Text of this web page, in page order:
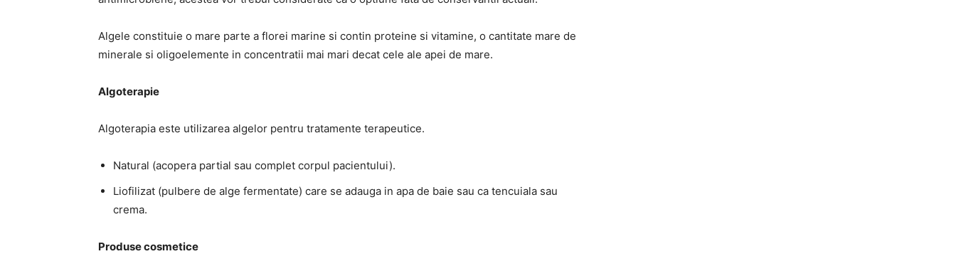
Algele constituie o mare parte a florei marine si contin proteine ​​si vitamine, o cantitate mare de
minerale si oligoelemente in concentratii mai mari decat cele ale apei de mare.
Algoterapie
Algoterapia este utilizarea algelor pentru tratamente terapeutice.
Natural (acopera partial sau complet corpul pacientului).
Liofilizat (pulbere de alge fermentate) care se adauga in apa de baie sau ca tencuiala sau
crema.
Produse cosmetice